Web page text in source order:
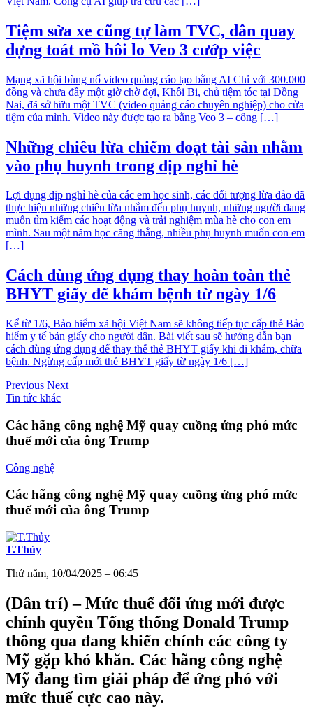
Tiệm sửa xe cũng tự làm TVC, dân quay
dựng toát mồ hôi lo Veo 3 cướp việc
Mạng xã hội bùng nổ video quảng cáo tạo bằng AI Chỉ với 300.000
đồng và chưa đầy một giờ chờ đợi, Khôi Bi, chủ tiệm tóc tại Đồng
Nai, đã sở hữu một TVC (video quảng cáo chuyên nghiệp) cho cửa
tiệm của mình. Video này được tạo ra bằng Veo 3 – công […]
Những chiêu lừa chiếm đoạt tài sản nhằm
vào phụ huynh trong dịp nghỉ hè
Lợi dụng dịp nghỉ hè của các em học sinh, các đối tượng lừa đảo đã
thực hiện những chiêu lừa nhắm đến phụ huynh, những người đang
muốn tìm kiếm các hoạt động và trải nghiệm mùa hè cho con em
mình. Sau một năm học căng thẳng, nhiều phụ huynh muốn con em
[…]
Cách dùng ứng dụng thay hoàn toàn thẻ
BHYT giấy để khám bệnh từ ngày 1/6
Kể từ 1/6, Bảo hiểm xã hội Việt Nam sẽ không tiếp tục cấp thẻ Bảo
hiểm y tế bản giấy cho người dân. Bài viết sau sẽ hướng dẫn bạn
cách dùng ứng dụng để thay thế thẻ BHYT giấy khi đi khám, chữa
bệnh. Ngừng cấp mới thẻ BHYT giấy từ ngày 1/6 […]
Previous Next
Tin tức khác
Các hãng công nghệ Mỹ quay cuồng ứng phó mức
thuế mới của ông Trump
Công nghệ
Các hãng công nghệ Mỹ quay cuồng ứng phó mức
thuế mới của ông Trump
T.Thủy
Thứ năm, 10/04/2025 – 06:45
(Dân trí) – Mức thuế đối ứng mới được
chính quyền Tổng thống Donald Trump
thông qua đang khiến chính các công ty
Mỹ gặp khó khăn. Các hãng công nghệ
Mỹ đang tìm giải pháp để ứng phó với
mức thuế cực cao này.